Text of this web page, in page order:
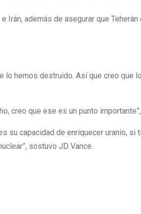
además de asegurar que Teherán
lo hemos destruido. Así que creo que
creo que ese es un punto
su capacidad de enriquecer uranio, si
sostuvo JD Vance.